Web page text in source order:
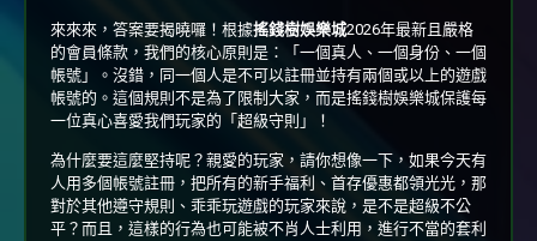
來來來，答案要揭曉囉！根據搖錢樹娛樂城2026年最新且嚴格
的會員條款，我們的核心原則是：「一個真人、一個身份、一個
帳號」。沒錯，同一個人是不可以註冊並持有兩個或以上的遊戲
帳號的。這個規則不是為了限制大家，而是搖錢樹娛樂城保護每
一位真心喜愛我們玩家的「超級守則」！
為什麼要這麼堅持呢？親愛的玩家，請你想像一下，如果今天有
人用多個帳號註冊，把所有的新手福利、首存優惠都領光光，那
對於其他遵守規則、乖乖玩遊戲的玩家來說，是不是超級不公
平？而且，這樣的行為也可能被不肖人士利用，進行不當的套利